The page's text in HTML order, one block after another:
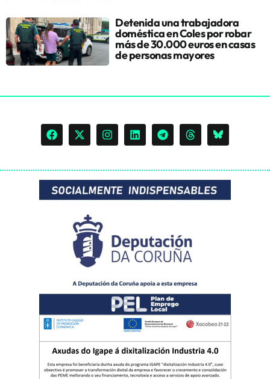
Detenida una trabajadora
doméstica en Coles por robar
más de 30.000 euros en casas
de personas mayores